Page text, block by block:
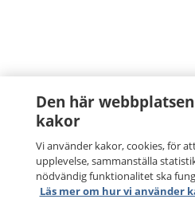
Den här
kakor
Vi använder kakor, cookies, för
upplevelse, sammanställa
nödvändig funktionalitet ska
Läs mer om hur vi använder